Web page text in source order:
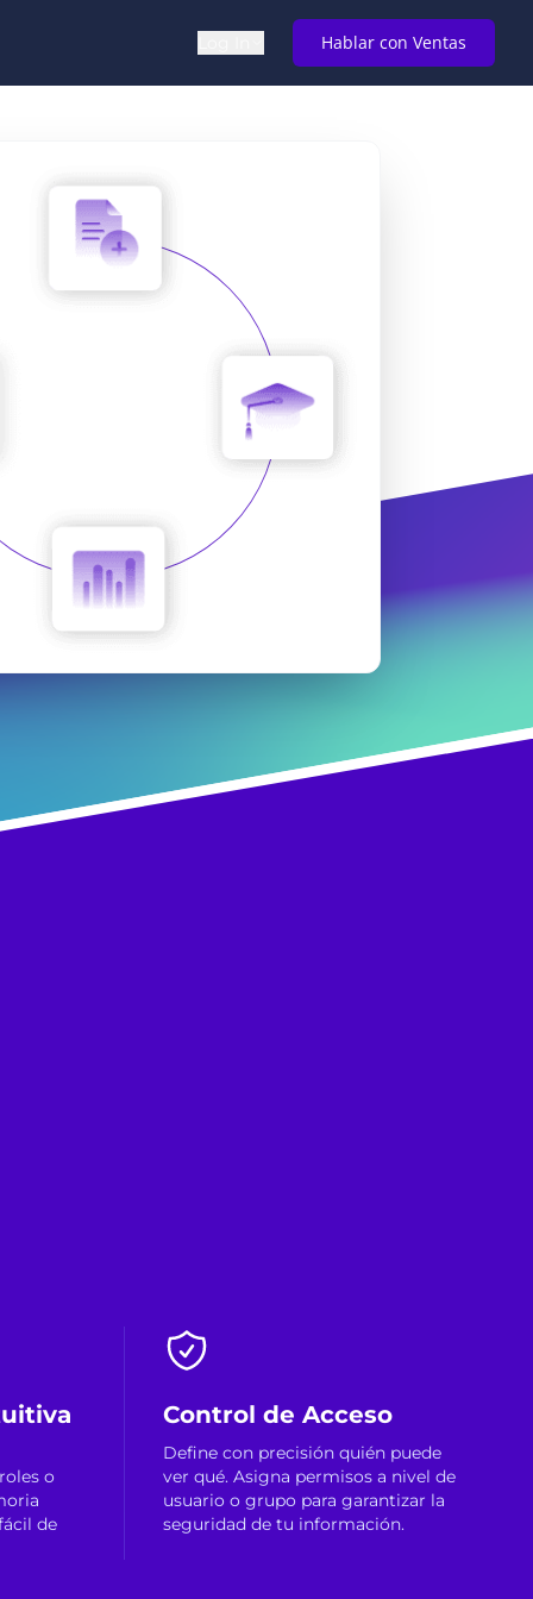
Hablar con Ventas
o
de
Control de Acceso
Define con precisión quién puede
ver qué. Asigna permisos a nivel de
usuario o grupo para garantizar la
seguridad de tu información.